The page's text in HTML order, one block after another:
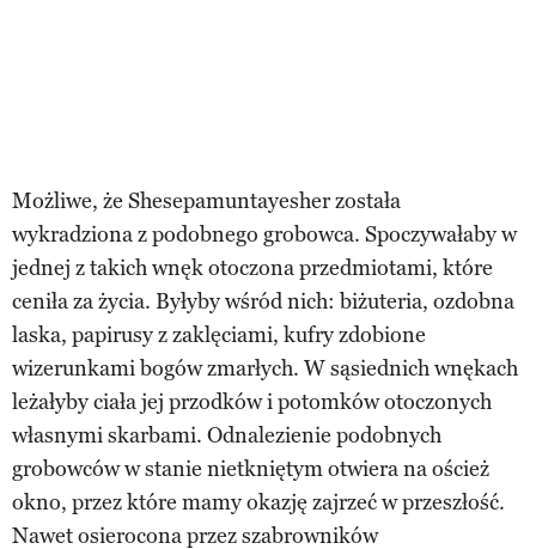
Możliwe, że Shesepamuntayesher została
wykradziona z podobnego grobowca. Spoczywałaby w
jednej z takich wnęk otoczona przedmiotami, które
ceniła za życia. Byłyby wśród nich: biżuteria, ozdobna
laska, papirusy z zaklęciami, kufry zdobione
wizerunkami bogów zmarłych. W sąsiednich wnękach
leżałyby ciała jej przodków i potomków otoczonych
własnymi skarbami. Odnalezienie podobnych
grobowców w stanie nietkniętym otwiera na oścież
okno, przez które mamy okazję zajrzeć w przeszłość.
Nawet osierocona przez szabrowników